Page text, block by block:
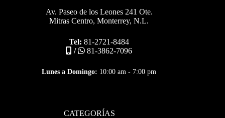
Av. Paseo de los Leones 241 Ote.
Mitras Centro, Monterrey, N.L.
Tel: 81-2721-8484
/
81-3862-7096
Lunes a Domingo: 10:00 am - 7:00 pm
CATEGORÍAS